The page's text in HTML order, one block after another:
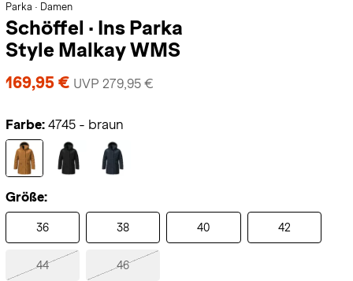
Parka · Damen
Schöffel · Ins Parka
Style Malkay WMS
169,95 € UVP 279,95 €
Farbe: 4745 - braun
Größe:
36 38 40 42
44 46